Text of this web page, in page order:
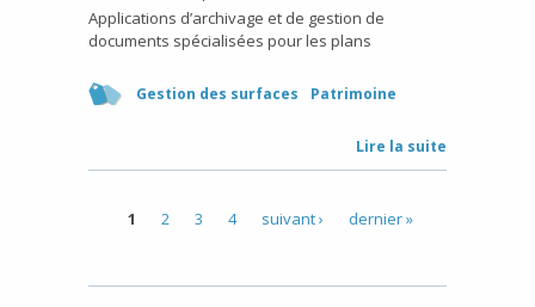
Applications d’archivage et de gestion de
documents spécialisées pour les plans
Gestion des surfaces Patrimoine
Lire la suite
1 2 3 4 suivant › dernier »